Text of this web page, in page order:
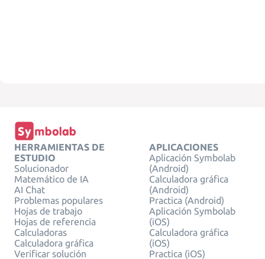
HERRAMIENTAS DE
ESTUDIO
Solucionador
Matemático de IA
AI Chat
Problemas populares
Hojas de trabajo
Hojas de referencia
Calculadoras
Calculadora gráfica
Verificar solución
APLICACIONES
Aplicación Symbolab
(Android)
Calculadora gráfica
(Android)
Practica (Android)
Aplicación Symbolab
(iOS)
Calculadora gráfica
(iOS)
Practica (iOS)